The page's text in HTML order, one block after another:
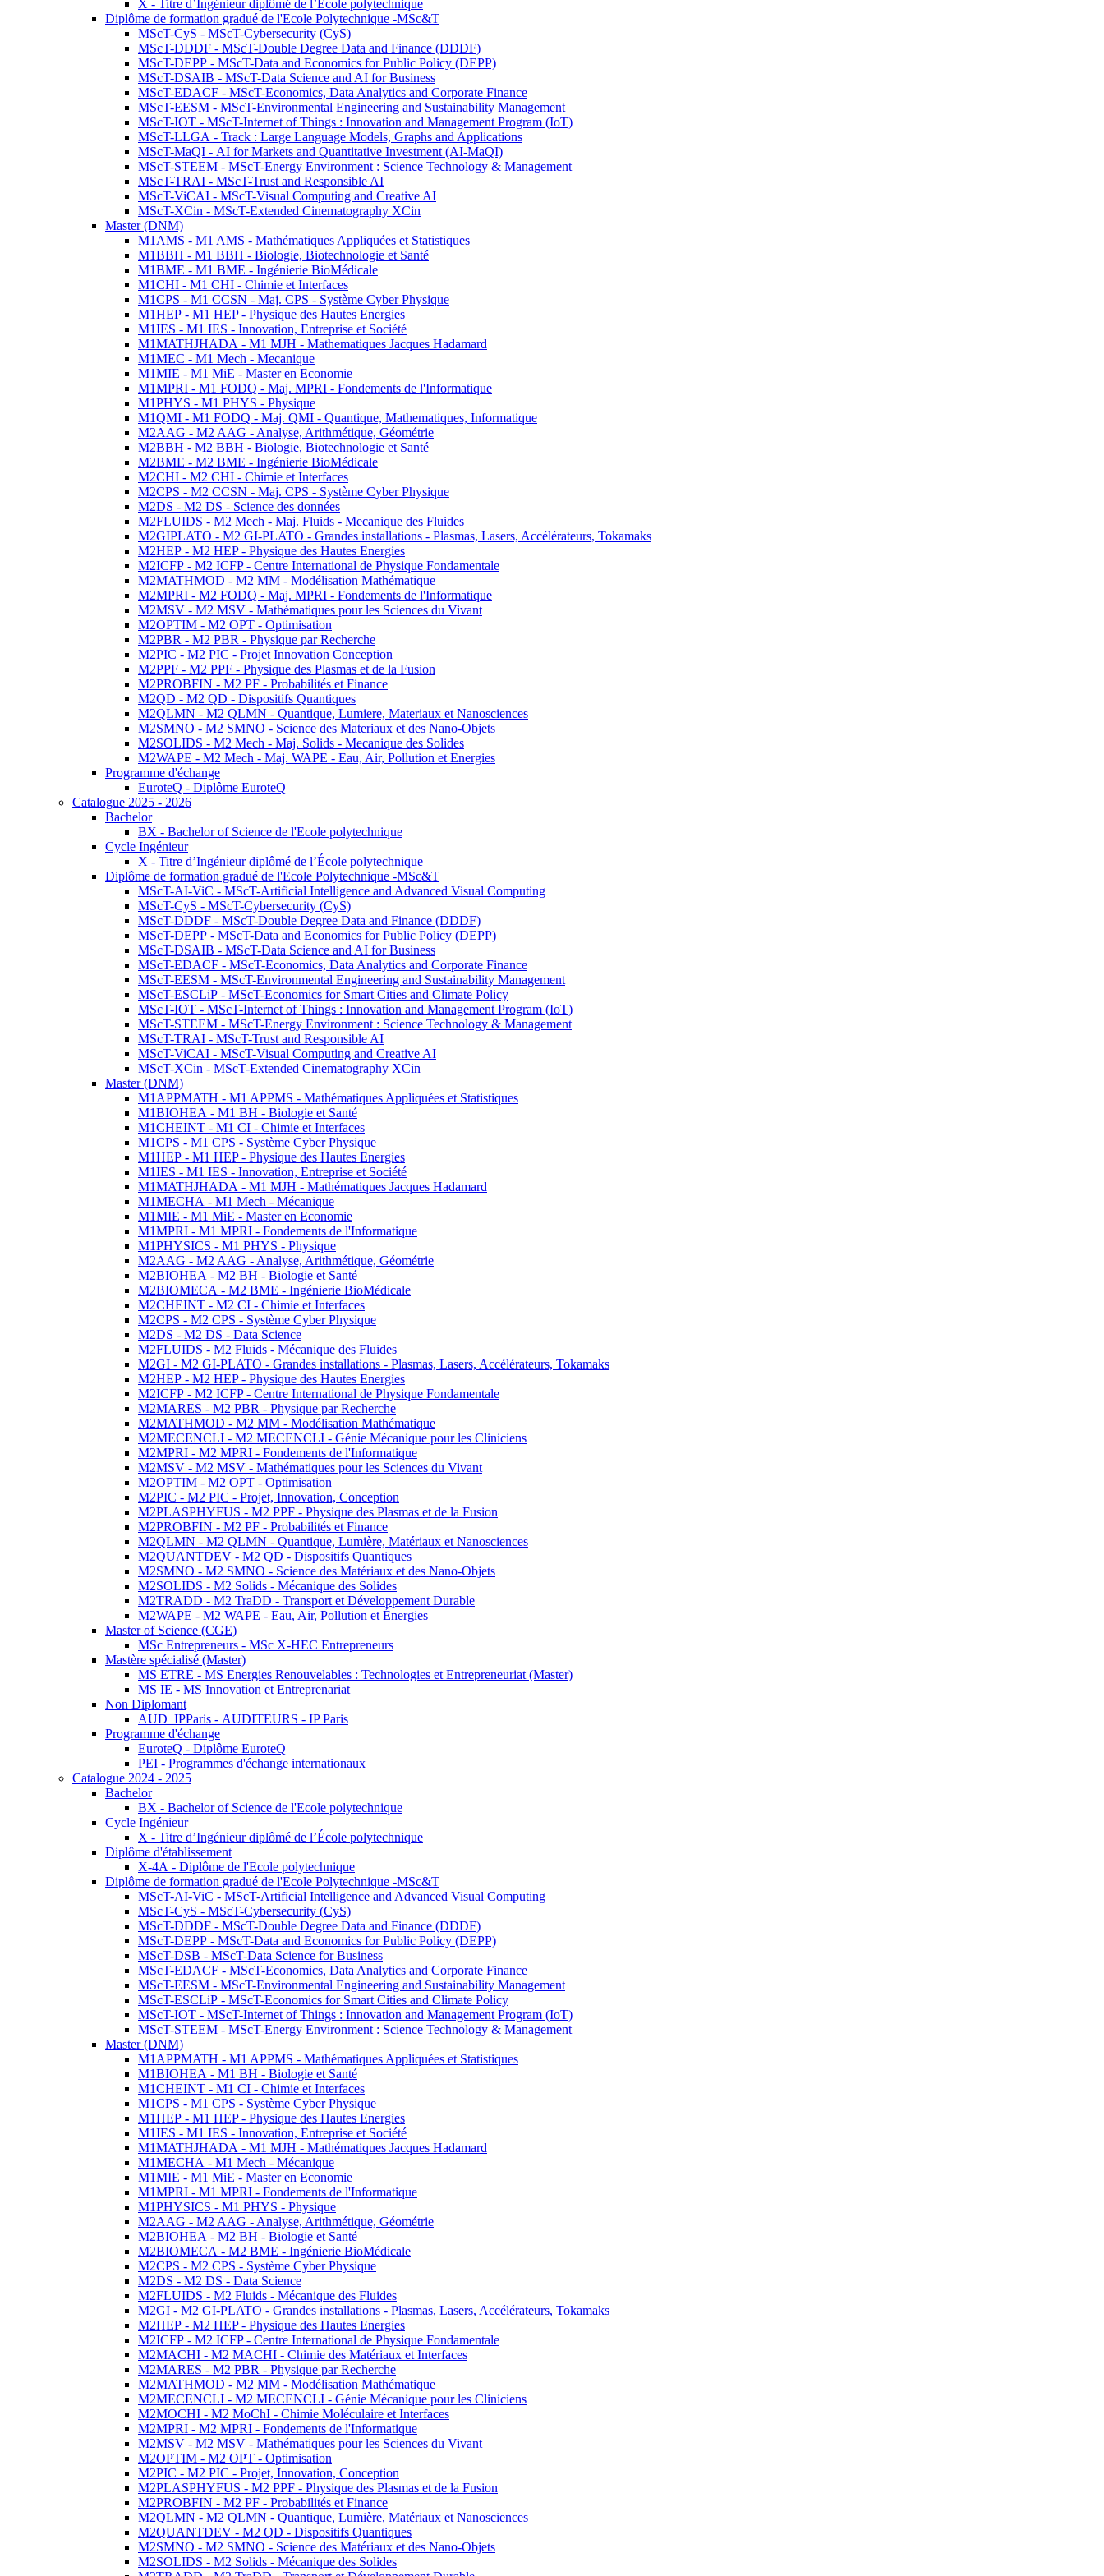
X - Titre d’Ingénieur diplômé de l’École polytechnique
Diplôme de formation gradué de l'Ecole Polytechnique -MSc&T
MScT-CyS - MScT-Cybersecurity (CyS)
MScT-DDDF - MScT-Double Degree Data and Finance (DDDF)
MScT-DEPP - MScT-Data and Economics for Public Policy (DEPP)
MScT-DSAIB - MScT-Data Science and AI for Business
MScT-EDACF - MScT-Economics, Data Analytics and Corporate Finance
MScT-EESM - MScT-Environmental Engineering and Sustainability Management
MScT-IOT - MScT-Internet of Things : Innovation and Management Program (IoT)
MScT-LLGA - Track : Large Language Models, Graphs and Applications
MScT-MaQI - AI for Markets and Quantitative Investment (AI-MaQI)
MScT-STEEM - MScT-Energy Environment : Science Technology & Management
MScT-TRAI - MScT-Trust and Responsible AI
MScT-ViCAI - MScT-Visual Computing and Creative AI
MScT-XCin - MScT-Extended Cinematography XCin
Master (DNM)
M1AMS - M1 AMS - Mathématiques Appliquées et Statistiques
M1BBH - M1 BBH - Biologie, Biotechnologie et Santé
M1BME - M1 BME - Ingénierie BioMédicale
M1CHI - M1 CHI - Chimie et Interfaces
M1CPS - M1 CCSN - Maj. CPS - Système Cyber Physique
M1HEP - M1 HEP - Physique des Hautes Energies
M1IES - M1 IES - Innovation, Entreprise et Société
M1MATHJHADA - M1 MJH - Mathematiques Jacques Hadamard
M1MEC - M1 Mech - Mecanique
M1MIE - M1 MiE - Master en Economie
M1MPRI - M1 FODQ - Maj. MPRI - Fondements de l'Informatique
M1PHYS - M1 PHYS - Physique
M1QMI - M1 FODQ - Maj. QMI - Quantique, Mathematiques, Informatique
M2AAG - M2 AAG - Analyse, Arithmétique, Géométrie
M2BBH - M2 BBH - Biologie, Biotechnologie et Santé
M2BME - M2 BME - Ingénierie BioMédicale
M2CHI - M2 CHI - Chimie et Interfaces
M2CPS - M2 CCSN - Maj. CPS - Système Cyber Physique
M2DS - M2 DS - Science des données
M2FLUIDS - M2 Mech - Maj. Fluids - Mecanique des Fluides
M2GIPLATO - M2 GI-PLATO - Grandes installations - Plasmas, Lasers, Accélérateurs, Tokamaks
M2HEP - M2 HEP - Physique des Hautes Energies
M2ICFP - M2 ICFP - Centre International de Physique Fondamentale
M2MATHMOD - M2 MM - Modélisation Mathématique
M2MPRI - M2 FODQ - Maj. MPRI - Fondements de l'Informatique
M2MSV - M2 MSV - Mathématiques pour les Sciences du Vivant
M2OPTIM - M2 OPT - Optimisation
M2PBR - M2 PBR - Physique par Recherche
M2PIC - M2 PIC - Projet Innovation Conception
M2PPF - M2 PPF - Physique des Plasmas et de la Fusion
M2PROBFIN - M2 PF - Probabilités et Finance
M2QD - M2 QD - Dispositifs Quantiques
M2QLMN - M2 QLMN - Quantique, Lumiere, Materiaux et Nanosciences
M2SMNO - M2 SMNO - Science des Materiaux et des Nano-Objets
M2SOLIDS - M2 Mech - Maj. Solids - Mecanique des Solides
M2WAPE - M2 Mech - Maj. WAPE - Eau, Air, Pollution et Energies
Programme d'échange
EuroteQ - Diplôme EuroteQ
Catalogue 2025 - 2026
Bachelor
BX - Bachelor of Science de l'Ecole polytechnique
Cycle Ingénieur
X - Titre d’Ingénieur diplômé de l’École polytechnique
Diplôme de formation gradué de l'Ecole Polytechnique -MSc&T
MScT-AI-ViC - MScT-Artificial Intelligence and Advanced Visual Computing
MScT-CyS - MScT-Cybersecurity (CyS)
MScT-DDDF - MScT-Double Degree Data and Finance (DDDF)
MScT-DEPP - MScT-Data and Economics for Public Policy (DEPP)
MScT-DSAIB - MScT-Data Science and AI for Business
MScT-EDACF - MScT-Economics, Data Analytics and Corporate Finance
MScT-EESM - MScT-Environmental Engineering and Sustainability Management
MScT-ESCLiP - MScT-Economics for Smart Cities and Climate Policy
MScT-IOT - MScT-Internet of Things : Innovation and Management Program (IoT)
MScT-STEEM - MScT-Energy Environment : Science Technology & Management
MScT-TRAI - MScT-Trust and Responsible AI
MScT-ViCAI - MScT-Visual Computing and Creative AI
MScT-XCin - MScT-Extended Cinematography XCin
Master (DNM)
M1APPMATH - M1 APPMS - Mathématiques Appliquées et Statistiques
M1BIOHEA - M1 BH - Biologie et Santé
M1CHEINT - M1 CI - Chimie et Interfaces
M1CPS - M1 CPS - Système Cyber Physique
M1HEP - M1 HEP - Physique des Hautes Energies
M1IES - M1 IES - Innovation, Entreprise et Société
M1MATHJHADA - M1 MJH - Mathématiques Jacques Hadamard
M1MECHA - M1 Mech - Mécanique
M1MIE - M1 MiE - Master en Economie
M1MPRI - M1 MPRI - Fondements de l'Informatique
M1PHYSICS - M1 PHYS - Physique
M2AAG - M2 AAG - Analyse, Arithmétique, Géométrie
M2BIOHEA - M2 BH - Biologie et Santé
M2BIOMECA - M2 BME - Ingénierie BioMédicale
M2CHEINT - M2 CI - Chimie et Interfaces
M2CPS - M2 CPS - Système Cyber Physique
M2DS - M2 DS - Data Science
M2FLUIDS - M2 Fluids - Mécanique des Fluides
M2GI - M2 GI-PLATO - Grandes installations - Plasmas, Lasers, Accélérateurs, Tokamaks
M2HEP - M2 HEP - Physique des Hautes Energies
M2ICFP - M2 ICFP - Centre International de Physique Fondamentale
M2MARES - M2 PBR - Physique par Recherche
M2MATHMOD - M2 MM - Modélisation Mathématique
M2MECENCLI - M2 MECENCLI - Génie Mécanique pour les Cliniciens
M2MPRI - M2 MPRI - Fondements de l'Informatique
M2MSV - M2 MSV - Mathématiques pour les Sciences du Vivant
M2OPTIM - M2 OPT - Optimisation
M2PIC - M2 PIC - Projet, Innovation, Conception
M2PLASPHYFUS - M2 PPF - Physique des Plasmas et de la Fusion
M2PROBFIN - M2 PF - Probabilités et Finance
M2QLMN - M2 QLMN - Quantique, Lumière, Matériaux et Nanosciences
M2QUANTDEV - M2 QD - Dispositifs Quantiques
M2SMNO - M2 SMNO - Science des Matériaux et des Nano-Objets
M2SOLIDS - M2 Solids - Mécanique des Solides
M2TRADD - M2 TraDD - Transport et Développement Durable
M2WAPE - M2 WAPE - Eau, Air, Pollution et Énergies
Master of Science (CGE)
MSc Entrepreneurs - MSc X-HEC Entrepreneurs
Mastère spécialisé (Master)
MS ETRE - MS Energies Renouvelables : Technologies et Entrepreneuriat (Master)
MS IE - MS Innovation et Entreprenariat
Non Diplomant
AUD_IPParis - AUDITEURS - IP Paris
Programme d'échange
EuroteQ - Diplôme EuroteQ
PEI - Programmes d'échange internationaux
Catalogue 2024 - 2025
Bachelor
BX - Bachelor of Science de l'Ecole polytechnique
Cycle Ingénieur
X - Titre d’Ingénieur diplômé de l’École polytechnique
Diplôme d'établissement
X-4A - Diplôme de l'Ecole polytechnique
Diplôme de formation gradué de l'Ecole Polytechnique -MSc&T
MScT-AI-ViC - MScT-Artificial Intelligence and Advanced Visual Computing
MScT-CyS - MScT-Cybersecurity (CyS)
MScT-DDDF - MScT-Double Degree Data and Finance (DDDF)
MScT-DEPP - MScT-Data and Economics for Public Policy (DEPP)
MScT-DSB - MScT-Data Science for Business
MScT-EDACF - MScT-Economics, Data Analytics and Corporate Finance
MScT-EESM - MScT-Environmental Engineering and Sustainability Management
MScT-ESCLiP - MScT-Economics for Smart Cities and Climate Policy
MScT-IOT - MScT-Internet of Things : Innovation and Management Program (IoT)
MScT-STEEM - MScT-Energy Environment : Science Technology & Management
Master (DNM)
M1APPMATH - M1 APPMS - Mathématiques Appliquées et Statistiques
M1BIOHEA - M1 BH - Biologie et Santé
M1CHEINT - M1 CI - Chimie et Interfaces
M1CPS - M1 CPS - Système Cyber Physique
M1HEP - M1 HEP - Physique des Hautes Energies
M1IES - M1 IES - Innovation, Entreprise et Société
M1MATHJHADA - M1 MJH - Mathématiques Jacques Hadamard
M1MECHA - M1 Mech - Mécanique
M1MIE - M1 MiE - Master en Economie
M1MPRI - M1 MPRI - Fondements de l'Informatique
M1PHYSICS - M1 PHYS - Physique
M2AAG - M2 AAG - Analyse, Arithmétique, Géométrie
M2BIOHEA - M2 BH - Biologie et Santé
M2BIOMECA - M2 BME - Ingénierie BioMédicale
M2CPS - M2 CPS - Système Cyber Physique
M2DS - M2 DS - Data Science
M2FLUIDS - M2 Fluids - Mécanique des Fluides
M2GI - M2 GI-PLATO - Grandes installations - Plasmas, Lasers, Accélérateurs, Tokamaks
M2HEP - M2 HEP - Physique des Hautes Energies
M2ICFP - M2 ICFP - Centre International de Physique Fondamentale
M2MACHI - M2 MACHI - Chimie des Matériaux et Interfaces
M2MARES - M2 PBR - Physique par Recherche
M2MATHMOD - M2 MM - Modélisation Mathématique
M2MECENCLI - M2 MECENCLI - Génie Mécanique pour les Cliniciens
M2MOCHI - M2 MoChI - Chimie Moléculaire et Interfaces
M2MPRI - M2 MPRI - Fondements de l'Informatique
M2MSV - M2 MSV - Mathématiques pour les Sciences du Vivant
M2OPTIM - M2 OPT - Optimisation
M2PIC - M2 PIC - Projet, Innovation, Conception
M2PLASPHYFUS - M2 PPF - Physique des Plasmas et de la Fusion
M2PROBFIN - M2 PF - Probabilités et Finance
M2QLMN - M2 QLMN - Quantique, Lumière, Matériaux et Nanosciences
M2QUANTDEV - M2 QD - Dispositifs Quantiques
M2SMNO - M2 SMNO - Science des Matériaux et des Nano-Objets
M2SOLIDS - M2 Solids - Mécanique des Solides